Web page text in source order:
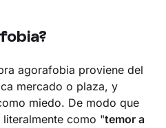
agorafobia proviene del
mercado o plaza, y
miedo. De modo que
como "temor a